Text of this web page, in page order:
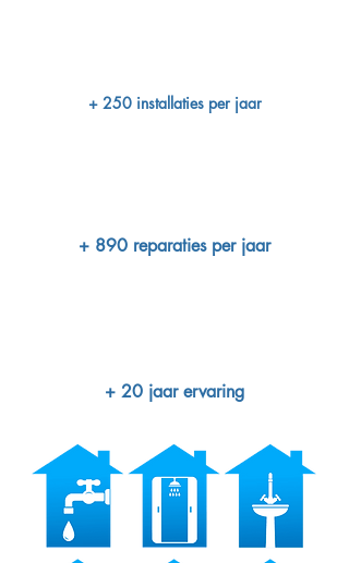
+ 250 installaties per jaar
+ 890 reparaties per jaar
+ 20 jaar ervaring